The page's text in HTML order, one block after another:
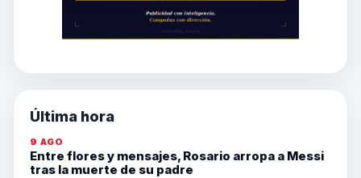
Última hora
9 AGO
Entre flores y mensajes, Rosario arropa a Messi
tras la muerte de su padre